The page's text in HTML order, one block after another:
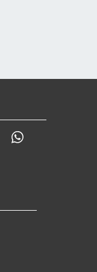
Telegram